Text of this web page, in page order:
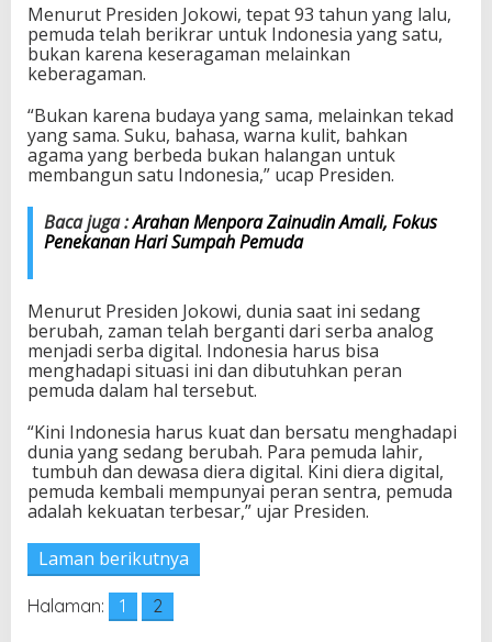
b
u
h
r
s
a
m
u
n
I
n
d
o
n
s
i
a
M
a
Menurut Presiden Jokowi, tepat 93 tahun yang lalu,
pemuda telah berikrar untuk Indonesia yang satu,
bukan karena keseragaman melainkan
keberagaman.
“Bukan karena budaya yang sama, melainkan tekad
yang sama. Suku, bahasa, warna kulit, bahkan
agama yang berbeda bukan halangan untuk
membangun satu Indonesia,” ucap Presiden.
Baca juga :Arahan Menpora Zainudin Amali, Fokus
Penekanan Hari Sumpah Pemuda
Menurut Presiden Jokowi, dunia saat ini sedang
berubah, zaman telah berganti dari serba analog
menjadi serba digital. Indonesia harus bisa
menghadapi situasi ini dan dibutuhkan peran
pemuda dalam hal tersebut.
“Kini Indonesia harus kuat dan bersatu menghadapi
dunia yang sedang berubah. Para pemuda lahir,
tumbuh dan dewasa diera digital. Kini diera digital,
pemuda kembali mempunyai peran sentra, pemuda
adalah kekuatan terbesar,” ujar Presiden.
Laman berikutnya
Halaman: 1 2